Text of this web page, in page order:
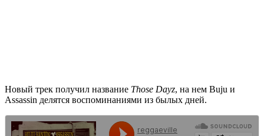
Новый трек получил название Those Dayz, на нем Buju и
Assassin делятся воспоминаниями из былых дней.